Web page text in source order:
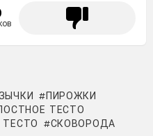
ПИРОЖКИ
ТЕСТО
ТЕСТО СКОВОРОДА